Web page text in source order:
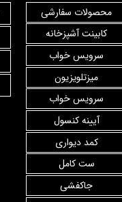
محصولات سفارشی
کابینت آشپزخانه
سرویس خواب
میزتلویزیون
سرویس خواب
آیینه کنسول
کمد دیواری
ست کامل
جاکفشی